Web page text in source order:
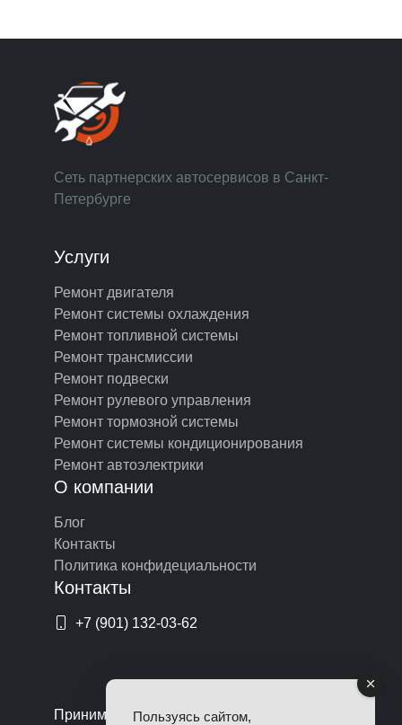
Сеть партнерских автосервисов в Санкт-
Петербурге
Услуги
Ремонт двигателя
Ремонт системы охлаждения
Ремонт топливной системы
Ремонт трансмиссии
Ремонт подвески
Ремонт рулевого управления
Ремонт тормозной системы
Ремонт системы кондиционирования
Ремонт автоэлектрики
О компании
Блог
Контакты
Политика конфидециальности
Контакты
+7 (901) 132-03-62
Принимаем оплату по картам
Пользуясь сайтом,